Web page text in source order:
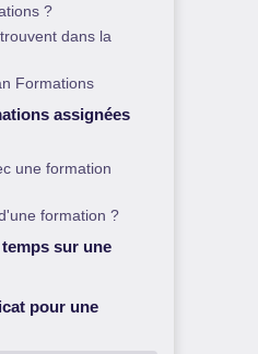
?
dans la
Formations
assignées
une formation
formation ?
sur une
pour une